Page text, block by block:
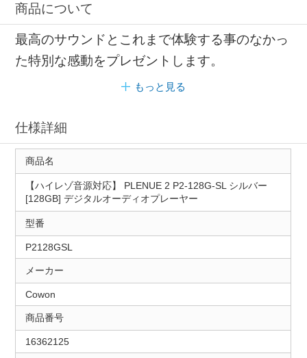
商品について
最高のサウンドとこれまで体験する事のなかっ
た特別な感動をプレゼントします。
もっと見る
仕様詳細
商品名
【ハイレゾ音源対応】 PLENUE 2 P2-128G-SL シルバー
[128GB] デジタルオーディオプレーヤー
型番
P2128GSL
メーカー
Cowon
商品番号
16362125